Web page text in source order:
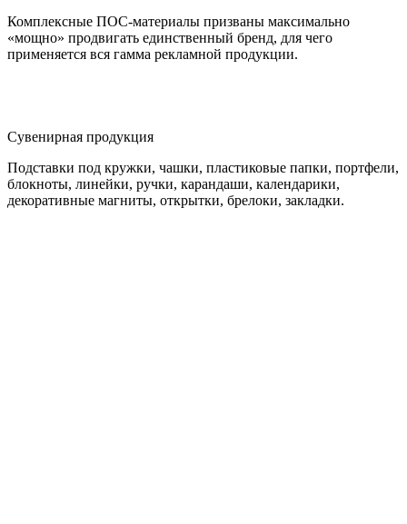
Комплексные ПОС-материалы призваны максимально
«мощно» продвигать единственный бренд, для чего
применяется вся гамма рекламной продукции.
Сувенирная продукция
Подставки под кружки, чашки, пластиковые папки, портфели,
блокноты, линейки, ручки, карандаши, календарики,
декоративные магниты, открытки, брелоки, закладки.